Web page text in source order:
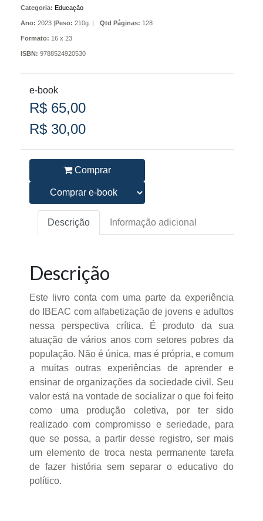
Categoria: Educação
Ano: 2023 |Peso: 210g. | Qtd Páginas: 128
Formato: 16 x 23
ISBN: 9788524920530
e-book
R$ 65,00
R$ 30,00
Comprar
Descrição Informação adicional
Descrição
Este livro conta com uma parte da experiência
do IBEAC com alfabetização de jovens e adultos
nessa perspectiva crítica. É produto da sua
atuação de vários anos com setores pobres da
população. Não é única, mas é própria, e comum
a muitas outras experiências de aprender e
ensinar de organizações da sociedade civil. Seu
valor está na vontade de socializar o que foi feito
como uma produção coletiva, por ter sido
realizado com compromisso e seriedade, para
que se possa, a partir desse registro, ser mais
um elemento de troca nesta permanente tarefa
de fazer história sem separar o educativo do
político.